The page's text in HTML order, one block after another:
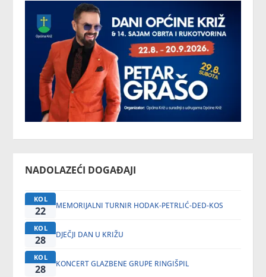
NADOLAZEĆI DOGAĐAJI
KOL
22 MEMORIJALNI TURNIR HODAK-PETRLIĆ-DED-KOS
KOL
28 DJEČJI DAN U KRIŽU
KOL
28 KONCERT GLAZBENE GRUPE RINGIŠPIL